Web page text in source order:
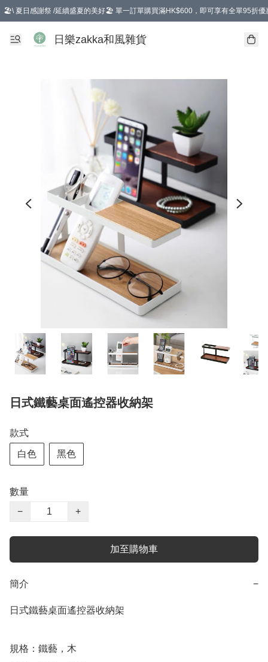
🏖️\ 夏日感謝祭 /延續盛夏的美好🏖️ 單一訂單購買滿HK$600，即可享有全單95折優
選擇GoGoX住宅/工商地址配送，單一訂單消費購物滿HK$680(折扣後），可享有
日樂zakka和風雜貨
日式鐵藝桌面遙控器收納架
款式
白色 黑色
數量
−
+
加至購物車
簡介 −
日式鐵藝桌面遙控器收納架
規格：鐵藝，木